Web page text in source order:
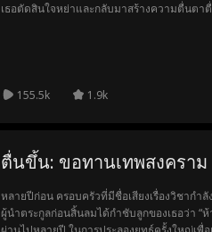
เธอตัดสินใจหย่าและกลับมาสร้างความตื่นตา
กับยุยงให้ญาดามีปัญหากับอดิศรกับลูกชายขอ
ปรากฏน้องสาวผู้ทรยศชาติก็ถูกจับเข้าคุก อดิศร
สกับญาดาไปแล้ว จึงออกสู่สนามรบและเสีย
155.5k 1.9k
ตื่นขึ้น: ขอทานเทพสงคราม
หลายปีก่อน ครอบครัวที่มีชื่อเสียงเรื่องวิชากำ
ผู้นำตระกูลก่อนสิ้นลมได้กำชับลูกของเธอว่า “